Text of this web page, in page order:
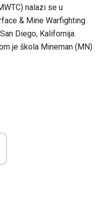
nalazi se u
& Mine Warfighting
Diego, Kalifornija.
je škola Mineman (MN)